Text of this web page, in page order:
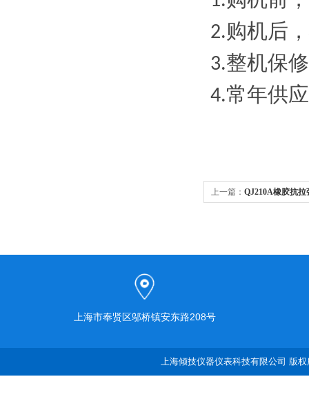
2.购机后
3.整机保
4.常年供
上一篇： QJ210A橡胶抗拉
上海市奉贤区邬桥镇安东路208号
上海倾技仪器仪表科技有限公司 版